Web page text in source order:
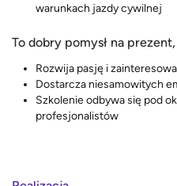
warunkach jazdy cywilnej
To dobry pomysł na
Rozwija pasję i
Dostarcza niesamowitych
Szkolenie odbywa się pod
profesjonalistów